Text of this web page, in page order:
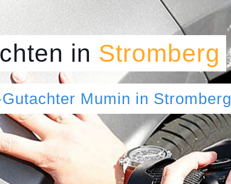
in Stromberg
Mumin in Stromberg